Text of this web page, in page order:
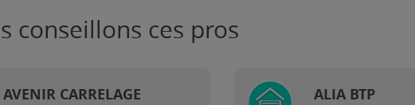
conseillons ces pros
AVENIR CARRELAGE ALIA BTP